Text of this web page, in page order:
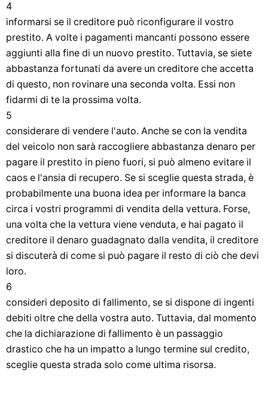
4
informarsi se il creditore può riconfigurare il vostro
prestito. A volte i pagamenti mancanti possono essere
aggiunti alla fine di un nuovo prestito. Tuttavia, se siete
abbastanza fortunati da avere un creditore che accetta
di questo, non rovinare una seconda volta. Essi non
fidarmi di te la prossima volta.
5
considerare di vendere l'auto. Anche se con la vendita
del veicolo non sarà raccogliere abbastanza denaro per
pagare il prestito in pieno fuori, si può almeno evitare il
caos e l'ansia di recupero. Se si sceglie questa strada, è
probabilmente una buona idea per informare la banca
circa i vostri programmi di vendita della vettura. Forse,
una volta che la vettura viene venduta, e hai pagato il
creditore il denaro guadagnato dalla vendita, il creditore
si discuterà di come si può pagare il resto di ciò che devi
loro.
6
consideri deposito di fallimento, se si dispone di ingenti
debiti oltre che della vostra auto. Tuttavia, dal momento
che la dichiarazione di fallimento è un passaggio
drastico che ha un impatto a lungo termine sul credito,
sceglie questa strada solo come ultima risorsa.